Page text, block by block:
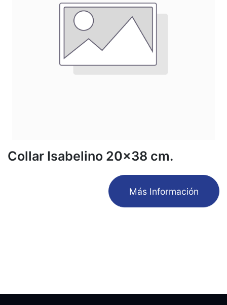
Collar Isabelino 20x38 cm.
​Más Información